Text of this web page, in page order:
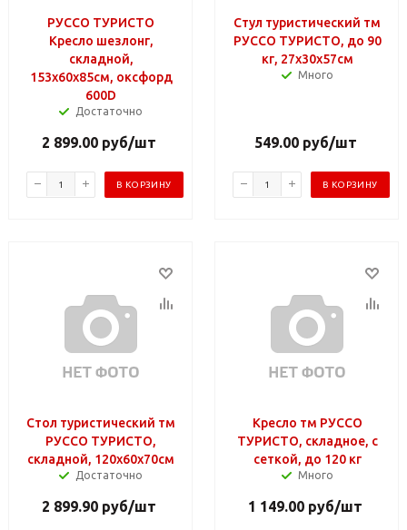
РУССО ТУРИСТО
Кресло шезлонг,
складной,
153х60х85см, оксфорд
600D
Достаточно
2 899.00 руб/шт
В КОРЗИНУ
Стул туристический тм
РУССО ТУРИСТО, до 90
кг, 27х30х57см
Много
549.00руб/шт
В КОРЗИНУ
Стол туристический тм
РУССО ТУРИСТО,
складной, 120х60х70см
Достаточно
2 899.90 руб/шт
Кресло тм РУССО
ТУРИСТО, складное, с
сеткой, до 120 кг
Много
1 149.00 руб/шт